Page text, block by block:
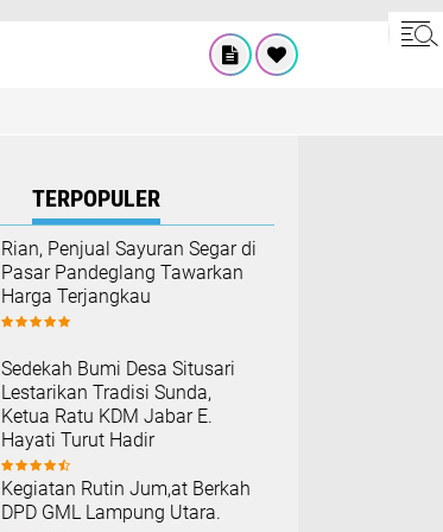
TERPOPULER
Rian, Penjual Sayuran Segar di
Pasar Pandeglang Tawarkan
Harga Terjangkau
Sedekah Bumi Desa Situsari
Lestarikan Tradisi Sunda,
Ketua Ratu KDM Jabar E.
Hayati Turut Hadir
Kegiatan Rutin Jum,at Berkah
DPD GML Lampung Utara.